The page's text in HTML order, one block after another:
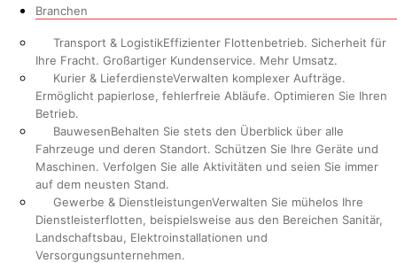
Branchen
Transport & LogistikEffizienter Flottenbetrieb. Sicherheit für
Ihre Fracht. Großartiger Kundenservice. Mehr Umsatz.
Kurier & LieferdiensteVerwalten komplexer Aufträge.
Ermöglicht papierlose, fehlerfreie Abläufe. Optimieren Sie Ihren
Betrieb.
BauwesenBehalten Sie stets den Überblick über alle
Fahrzeuge und deren Standort. Schützen Sie Ihre Geräte und
Maschinen. Verfolgen Sie alle Aktivitäten und seien Sie immer
auf dem neusten Stand.
Gewerbe & DienstleistungenVerwalten Sie mühelos Ihre
Dienstleisterflotten, beispielsweise aus den Bereichen Sanitär,
Landschaftsbau, Elektroinstallationen und
Versorgungsunternehmen.